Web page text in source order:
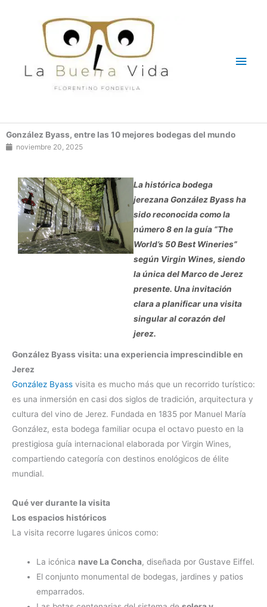
González Byass, entre las 10 mejores bodegas del mundo
noviembre 20, 2025
La histórica bodega
jerezana González Byass ha
sido reconocida como la
número 8 en la guía “The
World’s 50 Best Wineries”
según Virgin Wines, siendo
la única del Marco de Jerez
presente. Una invitación
clara a planificar una visita
singular al corazón del
jerez.
González Byass visita: una experiencia imprescindible en
Jerez
González Byass visita es mucho más que un recorrido turístico:
es una inmersión en casi dos siglos de tradición, arquitectura y
cultura del vino de Jerez. Fundada en 1835 por Manuel María
González, esta bodega familiar ocupa el octavo puesto en la
prestigiosa guía internacional elaborada por Virgin Wines,
compartiendo categoría con destinos enológicos de élite
mundial.
Qué ver durante la visita
Los espacios históricos
La visita recorre lugares únicos como:
La icónica nave La Concha, diseñada por Gustave Eiffel.
El conjunto monumental de bodegas, jardines y patios
emparrados.